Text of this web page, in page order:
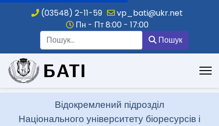
(03548) 2-11-59
vp_bati@ukr.net
Пн - Пт 8:00 - 17:00
Пошук
.
Відокремлений підрозділ
Національного університету біоресурсів і